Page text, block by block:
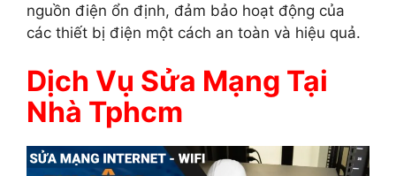
nguồn điện ổn định, đảm bảo hoạt động của
các thiết bị điện một cách an toàn và hiệu quả.
Dịch Vụ Sửa Mạng Tại
Nhà Tphcm